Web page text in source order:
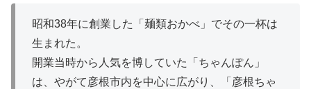
昭和38年に創業した「麺類おかべ」でその一杯は
生まれた。
開業当時から人気を博していた「ちゃんぽん」
は、やがて彦根市内を中心に広がり、「彦根ちゃ